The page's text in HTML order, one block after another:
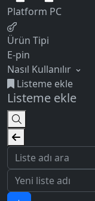
Platform PC
Ürün Tipi
E-pin
Nasıl Kullanılır
Listeme ekle
Listeme ekle